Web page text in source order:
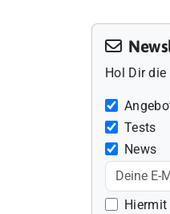
Hol Dir
Tests
News